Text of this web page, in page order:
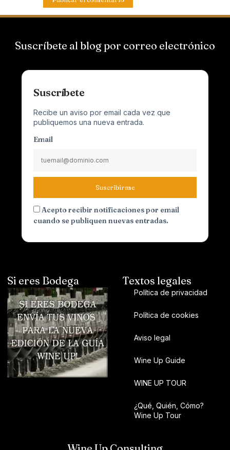
Suscríbete al blog por correo electrónico
Suscríbete
Recibe un aviso por email cada vez que
publiquemos una nueva entrada.
Email
Suscribirme
Acepto recibir notificaciones por email
cuando se publiquen nuevas entradas.
Si eres Bodega Textos legales
Política de privacidad
Política de cookies
Aviso legal
Wine Up Guide
WINE UP TOUR
¿Qué, Quién, Cómo?
Wine Up Tour